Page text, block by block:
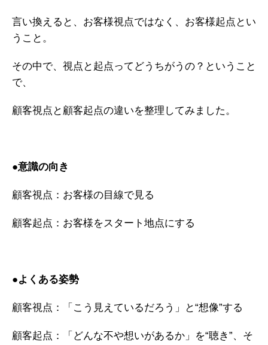
お問い合わせ
言い換えると、お客様視点ではなく、お客様起点とい
うこと。
その中で、視点と起点ってどうちがうの？ということ
で、
顧客視点と顧客起点の違いを整理してみました。
●意識の向き
顧客視点：お客様の目線で見る
顧客起点：お客様をスタート地点にする
●よくある姿勢
顧客視点：「こう見えているだろう」と“想像”する
顧客起点：「どんな不や想いがあるか」を“聴き”、そ